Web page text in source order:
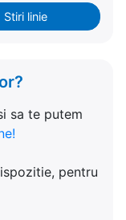
Stiri linie
sa te putem
pentru